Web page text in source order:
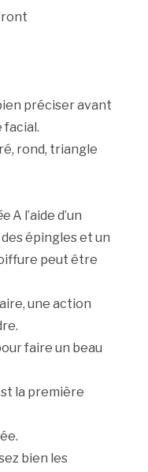
préciser avant
facial.
rond, triangle
A l’aide d’un
épingles et un
peut être
une action
faire un beau
la première
bien les